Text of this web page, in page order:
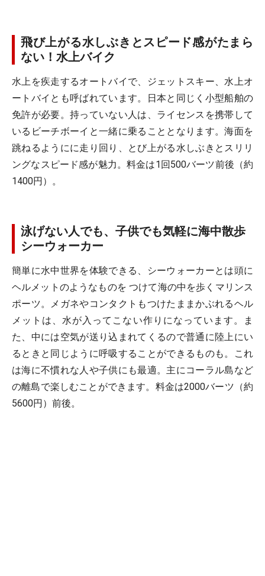
飛び上がる水しぶきとスピード感がたまら
ない！水上バイク
水上を疾走するオートバイで、ジェットスキー、水上オ
ートバイとも呼ばれています。日本と同じく小型船舶の
免許が必要。持っていない人は、ライセンスを携帯して
いるビーチボーイと一緒に乗ることとなります。海面を
跳ねるようにに走り回り、とび上がる水しぶきとスリリ
ングなスピード感が魅力。料金は1回500バーツ前後（約
1400円）。
泳げない人でも、子供でも気軽に海中散歩
シーウォーカー
簡単に水中世界を体験できる、シーウォーカーとは頭に
ヘルメットのようなものを つけて海の中を歩くマリンス
ポーツ。メガネやコンタクトもつけたままかぶれるヘル
メットは、水が入ってこない作りになっています。ま
た、中には空気が送り込まれてくるので普通に陸上にい
るときと同じように呼吸することができるものも。これ
は海に不慣れな人や子供にも最適。主にコーラル島など
の離島で楽しむことができます。料金は2000バーツ（約
5600円）前後。